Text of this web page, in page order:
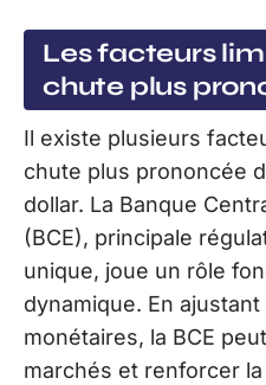
Les facteurs
chute plus
Il existe plusieurs
chute plus prononcée
dollar. La Banque
(BCE), principale
unique, joue un rôle
dynamique. En
monétaires, la BCE
marchés et renforcer